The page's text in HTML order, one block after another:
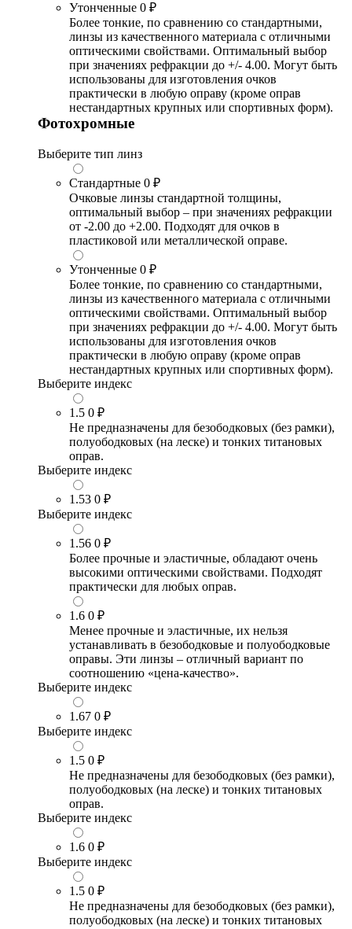
Утонченные 0 ₽
Более тонкие, по сравнению со стандартными,
линзы из качественного материала с отличными
оптическими свойствами. Оптимальный выбор
при значениях рефракции до +/- 4.00. Могут быть
использованы для изготовления очков
практически в любую оправу (кроме оправ
нестандартных крупных или спортивных форм).
Фотохромные
Выберите тип линз
Стандартные 0 ₽
Очковые линзы стандартной толщины,
оптимальный выбор – при значениях рефракции
от -2.00 до +2.00. Подходят для очков в
пластиковой или металлической оправе.
Утонченные 0 ₽
Более тонкие, по сравнению со стандартными,
линзы из качественного материала с отличными
оптическими свойствами. Оптимальный выбор
при значениях рефракции до +/- 4.00. Могут быть
использованы для изготовления очков
практически в любую оправу (кроме оправ
нестандартных крупных или спортивных форм).
Выберите индекс
1.5 0 ₽
Не предназначены для безободковых (без рамки),
полуободковых (на леске) и тонких титановых
оправ.
Выберите индекс
1.53 0 ₽
Выберите индекс
1.56 0 ₽
Более прочные и эластичные, обладают очень
высокими оптическими свойствами. Подходят
практически для любых оправ.
1.6 0 ₽
Менее прочные и эластичные, их нельзя
устанавливать в безободковые и полуободковые
оправы. Эти линзы – отличный вариант по
соотношению «цена-качество».
Выберите индекс
1.67 0 ₽
Выберите индекс
1.5 0 ₽
Не предназначены для безободковых (без рамки),
полуободковых (на леске) и тонких титановых
оправ.
Выберите индекс
1.6 0 ₽
Выберите индекс
1.5 0 ₽
Не предназначены для безободковых (без рамки),
полуободковых (на леске) и тонких титановых